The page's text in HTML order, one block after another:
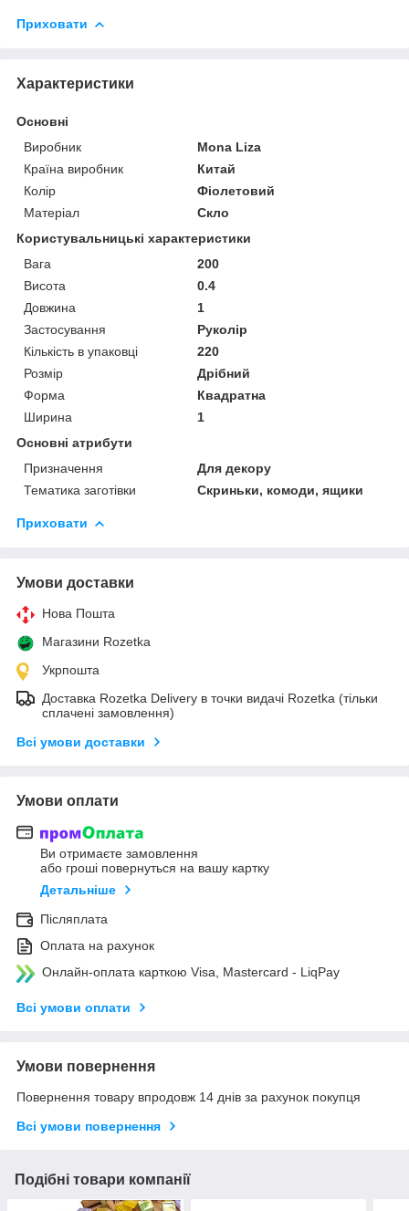
Приховати
Характеристики
Основні
Виробник
Mona Liza
Країна виробник
Китай
Колір
Фіолетовий
Матеріал
Скло
Користувальницькі характеристики
Вага
200
Висота
0.4
Довжина
1
Застосування
Руколір
Кількість в упаковці
220
Розмір
Дрібний
Форма
Квадратна
Ширина
1
Основні атрибути
Призначення
Для декору
Тематика заготівки
Скриньки, комоди, ящики
Приховати
Умови доставки
Нова Пошта
Магазини Rozetka
Укрпошта
Доставка Rozetka Delivery в точки видачі Rozetka (тільки
сплачені замовлення)
Всі умови доставки
Умови оплати
Ви отримаєте замовлення
або гроші повернуться на вашу картку
Детальніше
Післяплата
Оплата на рахунок
Онлайн-оплата карткою Visa, Mastercard - LiqPay
Всі умови оплати
Умови повернення
Повернення товару впродовж 14 днів за рахунок покупця
Всі умови повернення
Подібні товари компанії